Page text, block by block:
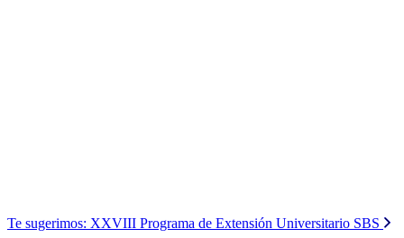
Te sugerimos: XXVIII Programa de Extensión Universitario SBS